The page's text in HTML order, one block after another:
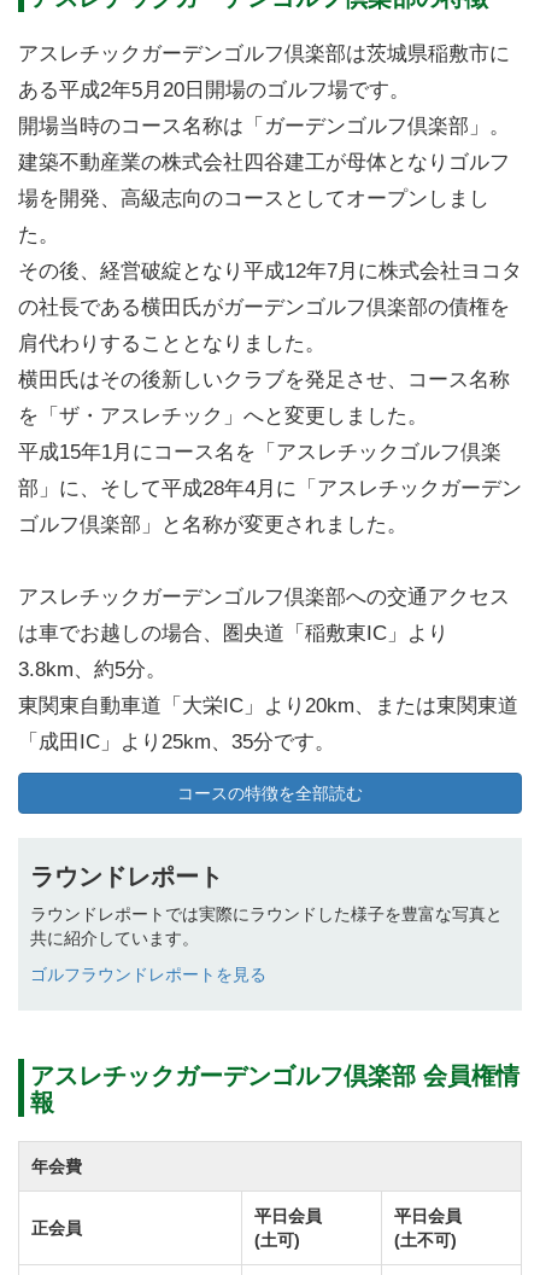
アスレチックガーデンゴルフ倶楽部は茨城県稲敷市に
ある平成2年5月20日開場のゴルフ場です。
開場当時のコース名称は「ガーデンゴルフ倶楽部」。
建築不動産業の株式会社四谷建工が母体となりゴルフ
場を開発、高級志向のコースとしてオープンしまし
た。
その後、経営破綻となり平成12年7月に株式会社ヨコタ
の社長である横田氏がガーデンゴルフ倶楽部の債権を
肩代わりすることとなりました。
横田氏はその後新しいクラブを発足させ、コース名称
を「ザ・アスレチック」へと変更しました。
平成15年1月にコース名を「アスレチックゴルフ倶楽
部」に、そして平成28年4月に「アスレチックガーデン
ゴルフ倶楽部」と名称が変更されました。
アスレチックガーデンゴルフ倶楽部への交通アクセス
は車でお越しの場合、圏央道「稲敷東IC」より
3.8km、約5分。
東関東自動車道「大栄IC」より20km、または東関東道
「成田IC」より25km、35分です。
平成27年6月から首都圏中央連絡自動車道「神崎IC」～
「大栄JCT」間が開通となるため、東京都心や千葉方
また電車をご利用の場合、JR常磐線「佐貫駅」で下車
し、佐貫駅東口からクラブバスまたはタクシーで約45
アスレチックガーデンゴルフ倶楽部は自然林でセパレ
ートされたコース内の高低差は最大でも7m程度。
平坦な地形に展開している全長6,902ヤード、パー72の
敷地内には季節の草花が豊富に植えられており、訪れ
コースの特徴を全部読む
ラウンドレポート
ラウンドレポートでは実際にラウンドした様子を豊富な写真と
共に紹介しています。
ゴルフラウンドレポートを見る
アスレチックガーデンゴルフ倶楽部 会員権情
報
年会費
正会員
平日会員
(土可)
平日会員
(土不可)